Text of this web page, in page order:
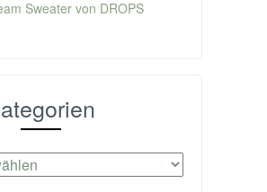
Sweater von DROPS